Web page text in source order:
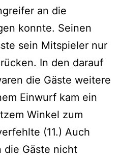
an die
konnte. Seinen
sein Mitspieler nur
In den darauf
die Gäste weitere
Einwurf kam ein
Winkel zum
(11.) Auch
die Gäste nicht